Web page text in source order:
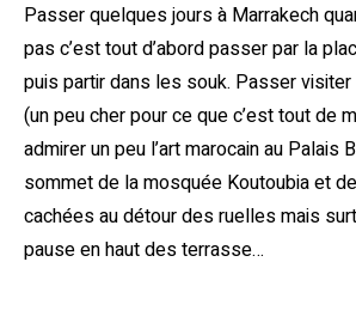
Passer quelques jours à Marrakech
pas c’est tout d’abord passer par la
puis partir dans les souk. Passer
(un peu cher pour ce que c’est tout de
admirer un peu l’art marocain au Palais
sommet de la mosquée Koutoubia et
cachées au détour des ruelles mais
pause en haut des terrasse…